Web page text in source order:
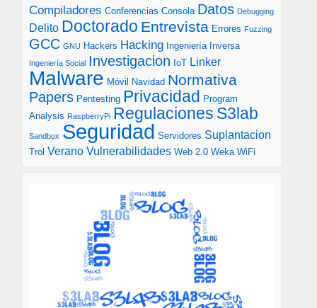
Compiladores Conferencias Consola Datos Debugging
Delito Doctorado Entrevista Errores Fuzzing
GCC GNU Hackers Hacking Ingeniería Inversa
Ingeniería Social Investigacion IoT Linker
Malware Móvil Navidad Normativa
Papers Pentesting Privacidad Program
Analysis RaspberryPi Regulaciones S3lab
Sandbox Seguridad Servidores Suplantacion
Trol Verano Vulnerabilidades Web 2.0 Weka WiFi